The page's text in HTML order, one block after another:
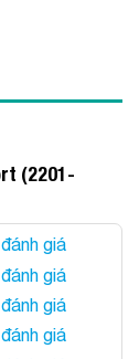
(2201-
đánh giá
đánh giá
đánh giá
đánh giá